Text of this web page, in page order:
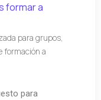
formar a
para grupos,
formación a
para